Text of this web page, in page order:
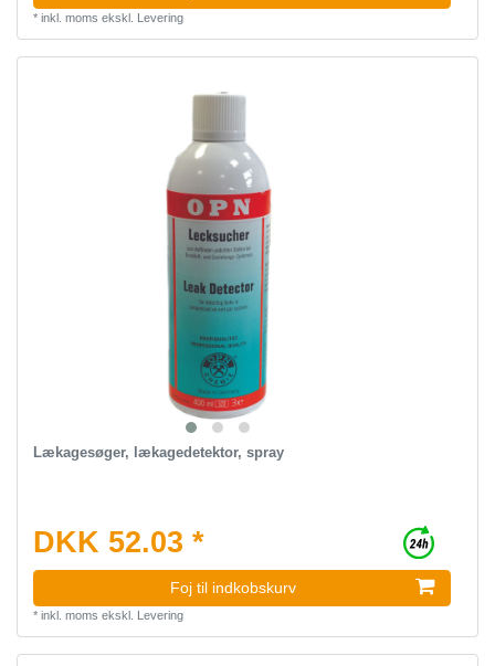
* inkl. moms ekskl. Levering
Lækagesøger, lækagedetektor, spray
DKK 52.03 *
Foj til indkobskurv
* inkl. moms ekskl. Levering